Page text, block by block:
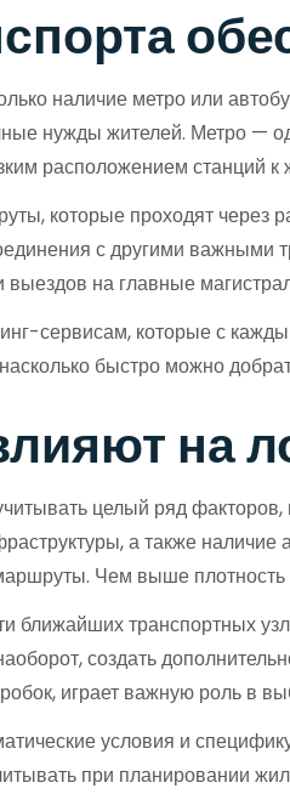
наличие метро или
нужды жителей. Метро
расположением
которые проходят
с другими
выездов на главные
сервисам, которые с
быстро можно
на
целый ряд
а также
Чем выше
ближайших транспортных
создать
играет важную роль в
условия и
при планировании